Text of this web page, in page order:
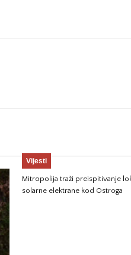
Vijesti
Mitropolija traži preispitivanje
solarne elektrane kod Ostroga